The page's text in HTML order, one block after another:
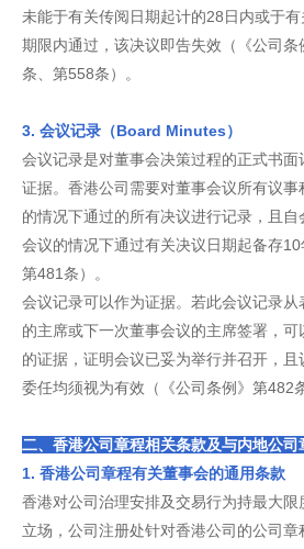
未能于有关传阅日期起计的28日内或于
期限内通过，该决议即告失效（《公司
条、第558条）。
3. 会议记录（Board Minutes）
会议记录是对董事会决策过程的正式书
证据。香港公司需要对董事会议所有议
的情况下通过的所有决议进行记录，且
会议的情况下通过有关决议日期起备存10
第481条）。
会议记录可以作为证据。若此会议记录
的主席或下一次董事会议的主席签署，
的证据，证明会议已妥为举行并召开，且
委任均须视为有效（《公司条例》第482
二、香港公司章程相关条款及与内地公司
1. 香港公司章程有关董事会的通用条款
香港对公司治理安排及交易行为持最大限
立场，公司注册处针对香港公司的公司